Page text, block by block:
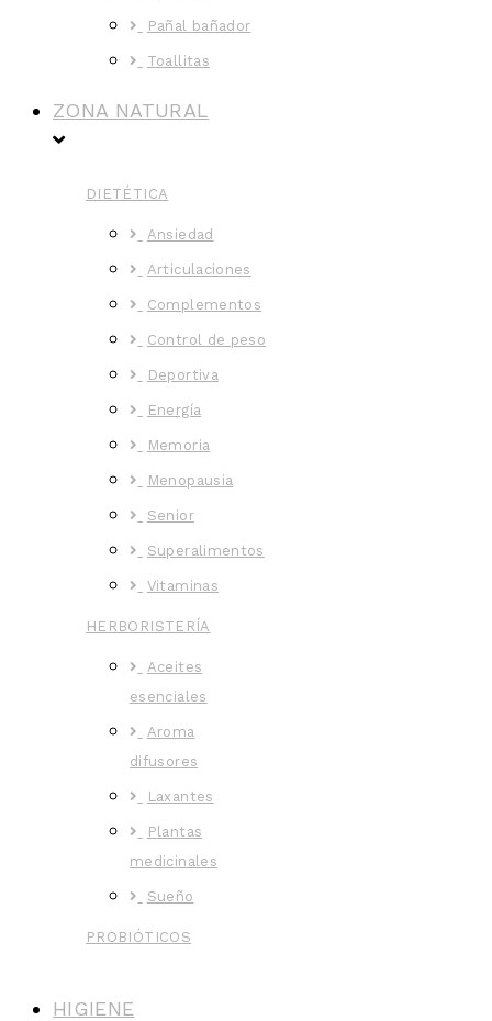
Pañal bañador
Toallitas
ZONA NATURAL
DIETÉTICA
Ansiedad
Articulaciones
Complementos
Control de peso
Deportiva
Energía
Memoria
Menopausia
Senior
Superalimentos
Vitaminas
HERBORISTERÍA
Aceites
esenciales
Aroma
difusores
Laxantes
Plantas
medicinales
Sueño
PROBIÓTICOS
HIGIENE